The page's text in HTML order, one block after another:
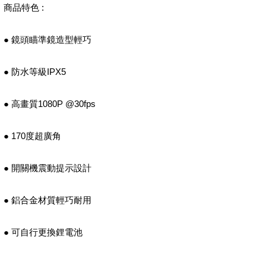
商品特色 :
● 鏡頭瞄準鏡造型輕巧
● 防水等級IPX5
● 高畫質1080P @30fps
● 170度超廣角
● 開關機震動提示設計
● 鋁合金材質輕巧耐用
● 可自行更換鋰電池